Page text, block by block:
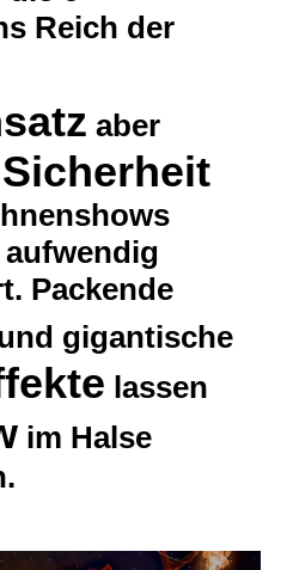
Reich der
aber
Packende
gigantische
lassen
im Halse